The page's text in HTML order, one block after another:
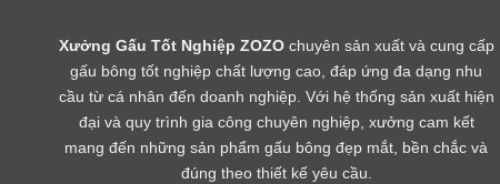
Xưởng Gấu Tốt Nghiệp ZOZOchuyên sản xuất và cung cấp
gấu bông tốt nghiệp chất lượng cao, đáp ứng đa dạng nhu
cầu từ cá nhân đến doanh nghiệp. Với hệ thống sản xuất hiện
đại và quy trình gia công chuyên nghiệp, xưởng cam kết
mang đến những sản phẩm gấu bông đẹp mắt, bền chắc và
đúng theo thiết kế yêu cầu.